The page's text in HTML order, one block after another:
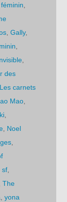
,féminin
,Gally,
des
Les carnets
Mao
Noel
,sf
,The
,yona